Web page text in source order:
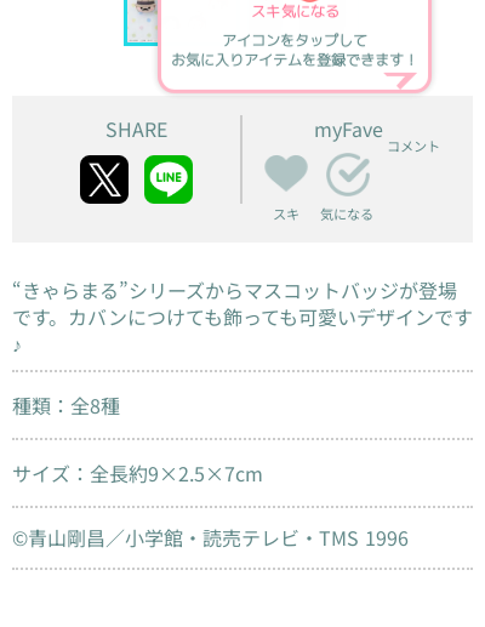
スキ気になる
アイコンをタップして
お気に入りアイテムを登録できます！
SHARE myFave
スキ 気になる
コメント
“きゃらまる”シリーズからマスコットバッジが登場
です。カバンにつけても飾っても可愛いデザインです
♪
種類：全8種
サイズ：全長約9×2.5×7cm
©青山剛昌／小学館・読売テレビ・TMS 1996